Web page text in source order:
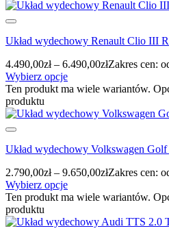
Układ wydechowy Renault Clio III
4.490,00zł – 6.490,00złZakres cen:
Wybierz opcje
Ten produkt ma wiele wariantów.
produktu
Układ wydechowy Volkswagen
2.790,00zł – 9.650,00złZakres cen:
Wybierz opcje
Ten produkt ma wiele wariantów.
produktu